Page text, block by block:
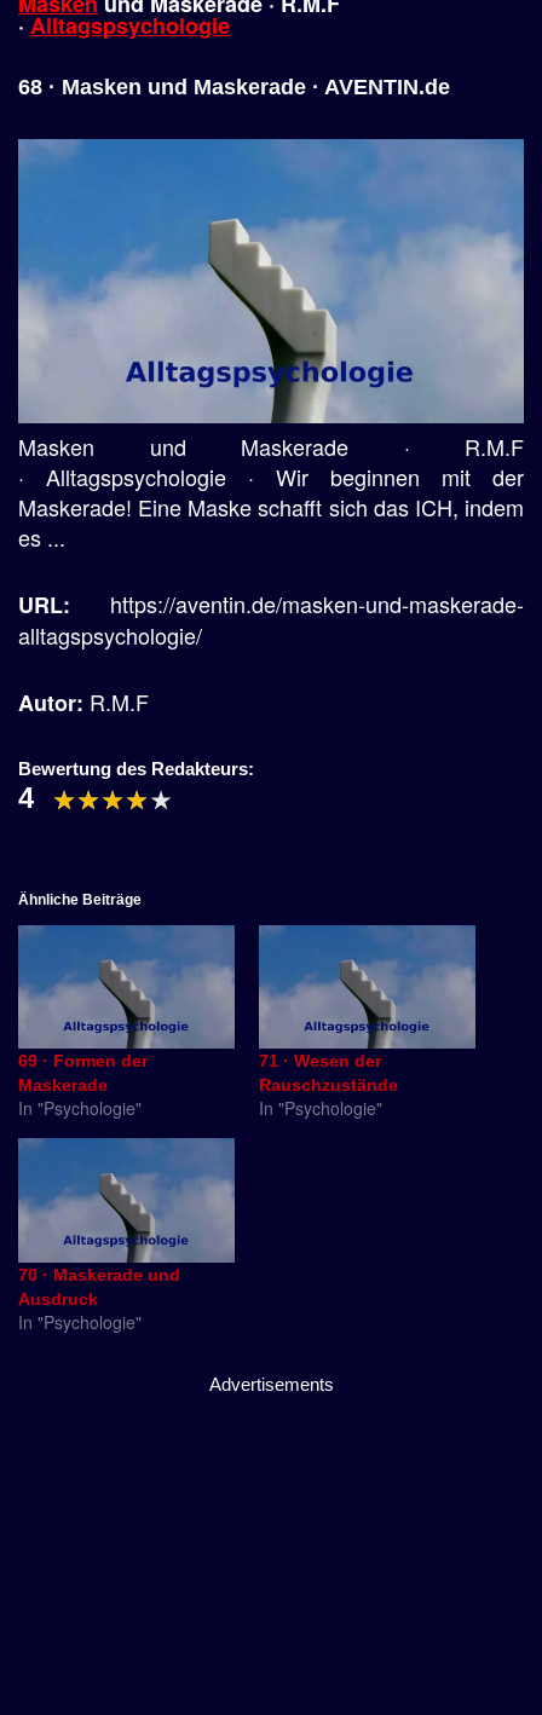
·Alltagspsychologie
68 · Masken und Maskerade · AVENTIN.de
Masken und Maskerade · R.M.F
· Alltagspsychologie · Wir beginnen mit der
Maskerade! Eine Maske schafft sich das ICH, indem
es ...
URL: https://aventin.de/masken-und-maskerade-
alltagspsychologie/
Autor: R.M.F
Bewertung des Redakteurs:
4
Ähnliche Beiträge
69 · Formen der
Maskerade
In "Psychologie"
71 · Wesen der
Rauschzustände
In "Psychologie"
70 · Maskerade und
Ausdruck
In "Psychologie"
Advertisements